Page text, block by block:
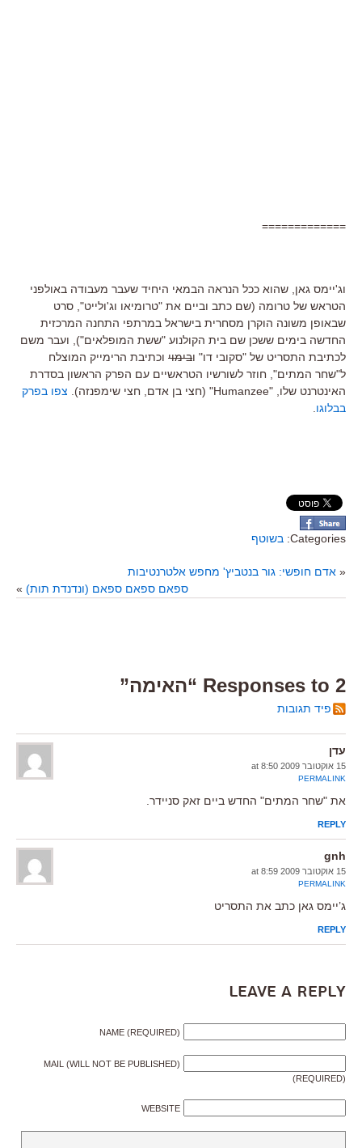
=============
וג'יימס גאן, שהוא ככל הנראה הבמאי היחיד שעבר מעבודה באולפני
הטראש של טרומה (שם כתב וביים את "טרומיאו וג'ולייט", סרט
שבאופן משונה הוקרן מסחרית בישראל במרתפי התחנה המרכזית
החדשה בימים ששכן שם בית הקולנוע "ששת המופלאים"), ועבר משם
לכתיבת התסריט של "סקובי דו" ובימוי וכתיבת הרימייק המוצלח
ל"שחר המתים", חוזר לשורשיו הטראשיים עם הפרק הראשון בסדרת
האינטרנט שלו, "Humanzee" (חצי בן אדם, חצי שימפנזה).
צפו בפרק
בבלוגו
Categories: בשוטף
« אדם חופשי: גור בנטביץ' מחפש אלטרנטיבות
ספאם ספאם ספאם (ונדנדת תות) »
2 Responses to “האימה”
פיד תגובות
עדן
15 אוקטובר 2009 at 8:50
PERMALINK
את "שחר המתים" החדש ביים זאק סניידר.
REPLY
gnh
15 אוקטובר 2009 at 8:59
PERMALINK
ג’יימס גאן כתב את התסריט
REPLY
Leave a Reply
NAME (REQUIRED)
MAIL (WILL NOT BE PUBLISHED)
(REQUIRED)
WEBSITE